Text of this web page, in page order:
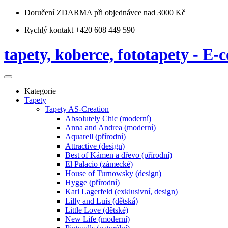
Doručení ZDARMA při objednávce nad 3000 Kč
Rychlý kontakt +420 608 449 590
tapety, koberce, fototapety - E-
Kategorie
Tapety
Tapety AS-Creation
Absolutely Chic (moderní)
Anna and Andrea (moderní)
Aquarell (přírodní)
Attractive (design)
Best of Kámen a dřevo (přírodní)
El Palacio (zámecké)
House of Turnowsky (design)
Hygge (přírodní)
Karl Lagerfeld (exklusivní, design)
Lilly and Luis (dětská)
Little Love (dětské)
New Life (moderní)